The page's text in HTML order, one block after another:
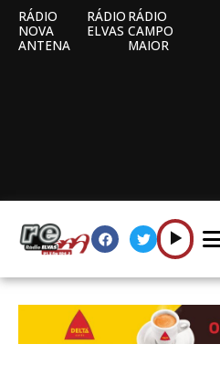
RÁDIO
NOVA
ANTENA
RÁDIO
ELVAS
RÁDIO
CAMPO
MAIOR